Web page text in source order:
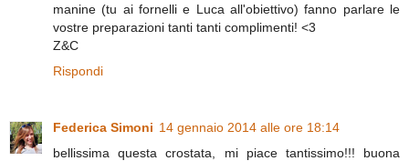
manine (tu ai fornelli e Luca all'obiettivo) fanno parlare le
vostre preparazioni tanti tanti complimenti! <3
Z&C
Rispondi
Federica Simoni 14 gennaio 2014 alle ore 18:14
bellissima questa crostata, mi piace tantissimo!!! buona